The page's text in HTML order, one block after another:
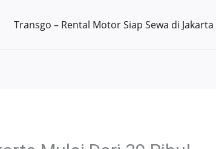
Transgo – Rental Motor Siap Sewa di Jakarta